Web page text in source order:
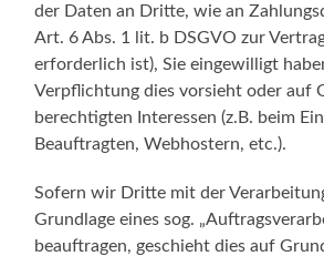
der Daten an Dritte, wie an
Art. 6 Abs. 1 lit. b DSGVO zur
erforderlich ist), Sie eingewilligt
Verpflichtung dies vorsieht oder auf
berechtigten Interessen (z.B. beim
Beauftragten, Webhostern, etc.).
Sofern wir Dritte mit der
Grundlage eines sog.
beauftragen, geschieht dies auf